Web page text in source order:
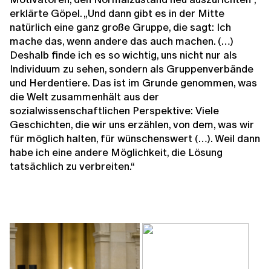
erklärte Göpel. „Und dann gibt es in der Mitte
natürlich eine ganz große Gruppe, die sagt: Ich
mache das, wenn andere das auch machen. (…)
Deshalb finde ich es so wichtig, uns nicht nur als
Individuum zu sehen, sondern als Gruppenverbände
und Herdentiere. Das ist im Grunde genommen, was
die Welt zusammenhält aus der
sozialwissenschaftlichen Perspektive: Viele
Geschichten, die wir uns erzählen, von dem, was wir
für möglich halten, für wünschenswert (…). Weil dann
habe ich eine andere Möglichkeit, die Lösung
tatsächlich zu verbreiten.“